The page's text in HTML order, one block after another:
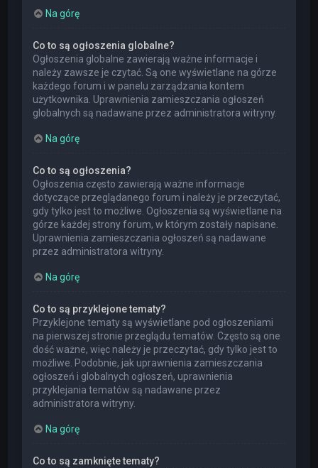
Na górę
Co to są ogłoszenia globalne?
Ogłoszenia globalne zawierają ważne informacje i
należy zawsze je czytać. Są one wyświetlane na górze
każdego forum i w panelu zarządzania kontem
użytkownika. Uprawnienia zamieszczania ogłoszeń
globalnych są nadawane przez administratora witryny.
Na górę
Co to są ogłoszenia?
Ogłoszenia często zawierają ważne informacje
dotyczące przeglądanego forum i należy je przeczytać,
gdy tylko jest to możliwe. Ogłoszenia są wyświetlane na
górze każdej strony forum, w którym zostały napisane.
Uprawnienia zamieszczania ogłoszeń są nadawane
przez administratora witryny.
Na górę
Co to są przyklejone tematy?
Przyklejone tematy są wyświetlane pod ogłoszeniami
na pierwszej stronie przeglądu tematów. Często są one
dość ważne, więc należy je przeczytać, gdy tylko jest to
możliwe. Podobnie, jak uprawnienia zamieszczania
ogłoszeń i globalnych ogłoszeń, uprawnienia
przyklejania tematów są nadawane przez
administratora witryny.
Na górę
Co to są zamknięte tematy?